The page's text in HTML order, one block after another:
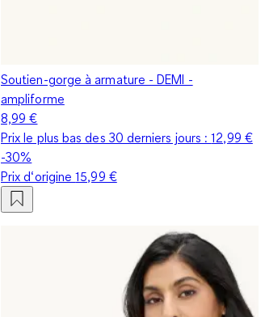
Soutien-gorge à armature - DEMI -
ampliforme
8,99 €
Prix le plus bas des 30 derniers jours :12,99 €
-30%
Prix d‘origine15,99 €